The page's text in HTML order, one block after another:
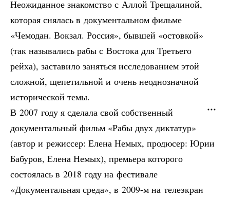
Неожиданное знакомство с Аллой Трещалиной,
которая снялась в документальном фильме
«Чемодан. Вокзал. Россия», бывшей «остовкой»
(так назывались рабы с Востока для Третьего
рейха), заставило заняться исследованием этой
сложной, щепетильной и очень неоднозначной
исторической темы.
В 2007 году я сделала свой собственный
документальный фильм «Рабы двух диктатур»
(автор и режиссер: Елена Немых, продюсер: Юрии
Бабуров, Елена Немых), премьера которого
состоялась в 2018 году на фестивале
«Документальная среда», в 2009-м на телеэкран